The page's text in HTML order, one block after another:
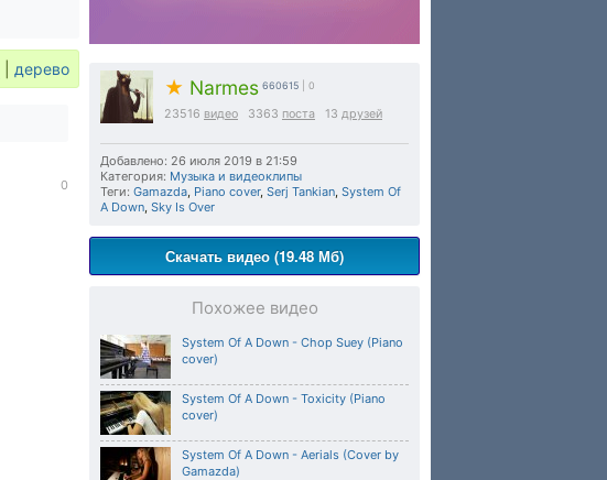
★ Narmes 660615 | 0
23516 видео 3363 поста 13 друзей
Добавлено: 26 июля 2019 в 21:59
Категория: Музыка и видеоклипы
Теги: Gamazda, Piano cover, Serj Tankian, System Of
A Down, Sky Is Over
Скачать видео (19.48 Мб)
Похожее видео
System Of A Down - Chop Suey (Piano
cover)
System Of A Down - Toxicity (Piano
cover)
System Of A Down - Aerials (Cover by
Gamazda)
дерево
0